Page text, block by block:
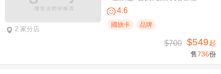
2 家分店
4.6
國旅卡 品牌
$700 $549起
售736份